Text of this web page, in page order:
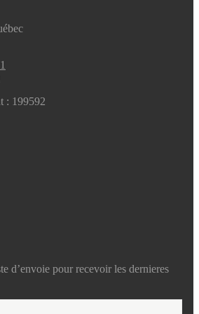
: 199592
d’envoie pour recevoir les dernieres